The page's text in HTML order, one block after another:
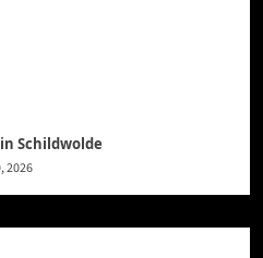
Schildwolde
2026